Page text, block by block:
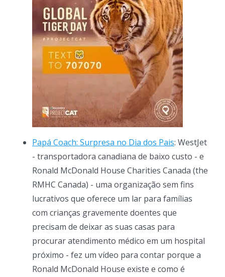
Papá Coach: Surpresa no Dia dos Pais: WestJet
- transportadora canadiana de baixo custo - e
Ronald McDonald House Charities Canada (the
RMHC Canada) - uma organização sem fins
lucrativos que oferece um lar para famílias
com crianças gravemente doentes que
precisam de deixar as suas casas para
procurar atendimento médico em um hospital
próximo - fez um vídeo para contar porque a
Ronald McDonald House existe e como é